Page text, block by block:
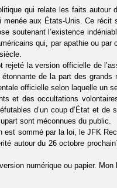
qui relate les faits autour
menée aux États-Unis. Ce
soutenant l’existence
qui, par apathie ou
la version officielle de
de la part des grands
officielle selon laquelle un
et des occultations
d’un coup d’État et de
sont méconnues du public.
sommé par la loi, le JFK
autour du 26 octobre
numérique ou papier.